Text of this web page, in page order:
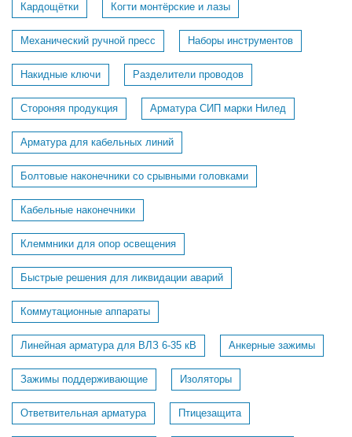
Кардощётки Когти монтёрские и лазы
Механический ручной пресс Наборы инструментов
Накидные ключи Разделители проводов
Стороняя продукция Арматура СИП марки Нилед
Арматура для кабельных линий
Болтовые наконечники со срывными головками
Кабельные наконечники
Клеммники для опор освещения
Быстрые решения для ликвидации аварий
Коммутационные аппараты
Линейная арматура для ВЛЗ 6-35 кВ Анкерные зажимы
Зажимы поддерживающие Изоляторы
Ответвительная арматура Птицезащита